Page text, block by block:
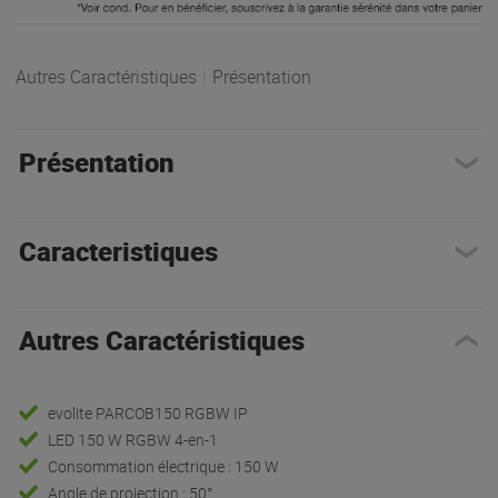
Autres Caractéristiques Présentation
Présentation
Caracteristiques
Autres Caractéristiques
evolite PARCOB150 RGBW IP
LED 150 W RGBW 4-en-1
Consommation électrique : 150 W
Angle de projection : 50°